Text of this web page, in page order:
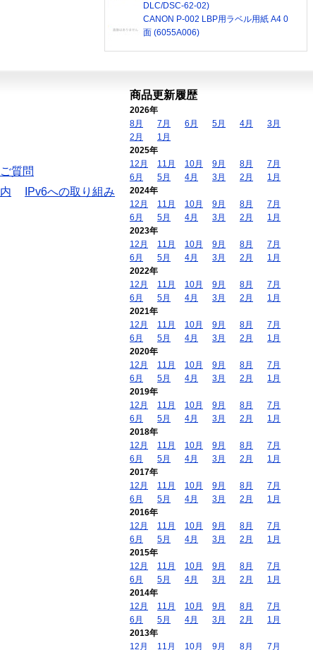
DLC/DSC-62-02)
CANON P-002 LBP用ラベル用紙 A4 0
面 (6055A006)
質問
IPv6への取り組み
商品更新履歴
2026年
8月
7月 6月 5月 4月
3月
2月
1月
2025年
12月
11月 10月 9月 8月
7月
6月
5月 4月 3月 2月
1月
2024年
12月
11月 10月 9月 8月
7月
6月
5月 4月 3月 2月
1月
2023年
12月
11月 10月 9月 8月
7月
6月
5月 4月 3月 2月
1月
2022年
12月
11月 10月 9月 8月
7月
6月
5月 4月 3月 2月
1月
2021年
12月
11月 10月 9月 8月
7月
6月
5月 4月 3月 2月
1月
2020年
12月
11月 10月 9月 8月
7月
6月
5月 4月 3月 2月
1月
2019年
12月
11月 10月 9月 8月
7月
6月
5月 4月 3月 2月
1月
2018年
12月
11月 10月 9月 8月
7月
6月
5月 4月 3月 2月
1月
2017年
12月
11月 10月 9月 8月
7月
6月
5月 4月 3月 2月
1月
2016年
12月
11月 10月 9月 8月
7月
6月
5月 4月 3月 2月
1月
2015年
12月
11月 10月 9月 8月
7月
6月
5月 4月 3月 2月
1月
2014年
12月
11月 10月 9月 8月
7月
6月
5月 4月 3月 2月
1月
2013年
12月
11月 10月 9月 8月 7月